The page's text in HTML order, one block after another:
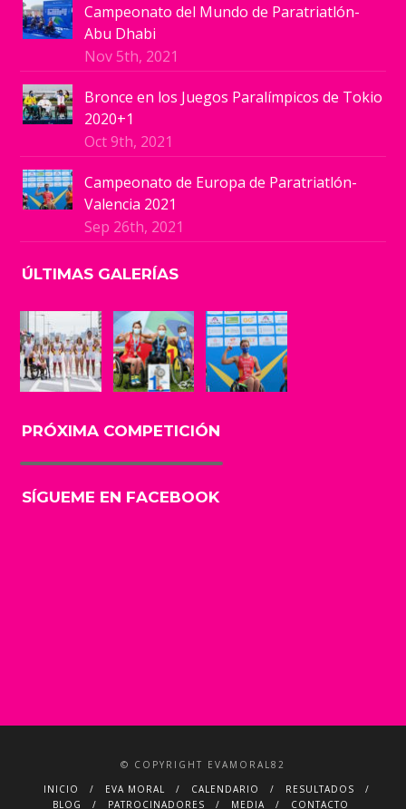
Campeonato del Mundo de Paratriatlón-
Abu Dhabi
Nov 5th, 2021
Bronce en los Juegos Paralímpicos de Tokio
2020+1
Oct 9th, 2021
Campeonato de Europa de Paratriatlón-
Valencia 2021
Sep 26th, 2021
ÚLTIMAS GALERÍAS
PRÓXIMA COMPETICIÓN
SÍGUEME EN FACEBOOK
© COPYRIGHT EVAMORAL82
INICIO
EVA MORAL CALENDARIO
RESULTADOS
BLOG
PATROCINADORES MEDIA CONTACTO